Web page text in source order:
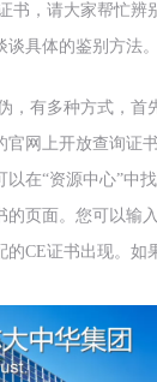
书，请大家帮忙辨
具体的鉴别方法。
，有多种方式，首
官网上开放查询证
在“资源中心”中
的页面。您可以输
的CE证书出现。如